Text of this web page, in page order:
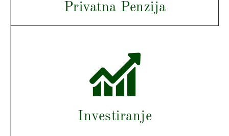
Privatna Penzija
Investiranje